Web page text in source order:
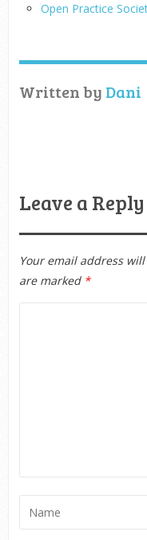
Open Practice
Written by Dani
Leave a Reply
Your email address
are marked *